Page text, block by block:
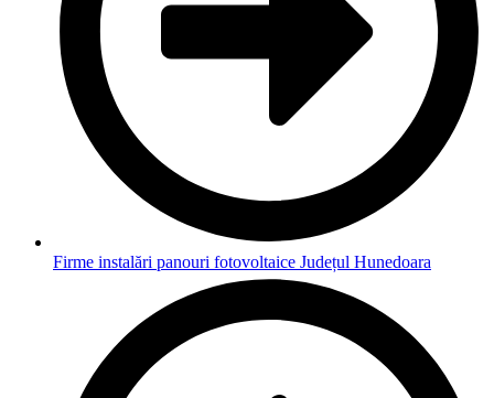
Firme instalări panouri fotovoltaice Județul Hunedoara